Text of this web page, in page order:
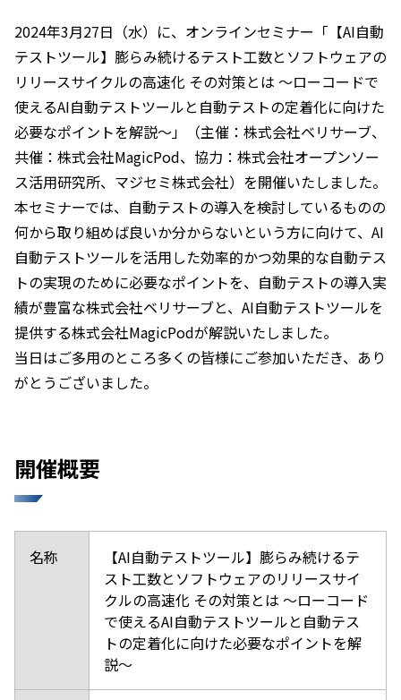
2024年3月27日（水）に、オンラインセミナー「【AI自動
テストツール】膨らみ続けるテスト工数とソフトウェアの
リリースサイクルの高速化 その対策とは ～ローコードで
使えるAI自動テストツールと自動テストの定着化に向けた
必要なポイントを解説～」（主催：株式会社ベリサーブ、
共催：株式会社MagicPod、協力：株式会社オープンソー
ス活用研究所、マジセミ株式会社）を開催いたしました。
本セミナーでは、自動テストの導入を検討しているものの
何から取り組めば良いか分からないという方に向けて、AI
自動テストツールを活用した効率的かつ効果的な自動テス
トの実現のために必要なポイントを、自動テストの導入実
績が豊富な株式会社ベリサーブと、AI自動テストツールを
提供する株式会社MagicPodが解説いたしました。
当日はご多用のところ多くの皆様にご参加いただき、あり
がとうございました。
開催概要
名称
【AI自動テストツール】膨らみ続けるテ
スト工数とソフトウェアのリリースサイ
クルの高速化 その対策とは ～ローコード
で使えるAI自動テストツールと自動テス
トの定着化に向けた必要なポイントを解
説～